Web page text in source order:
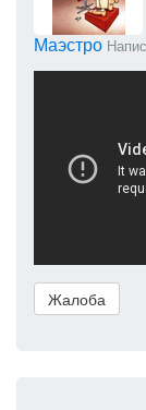
Маэстро
Жалоба